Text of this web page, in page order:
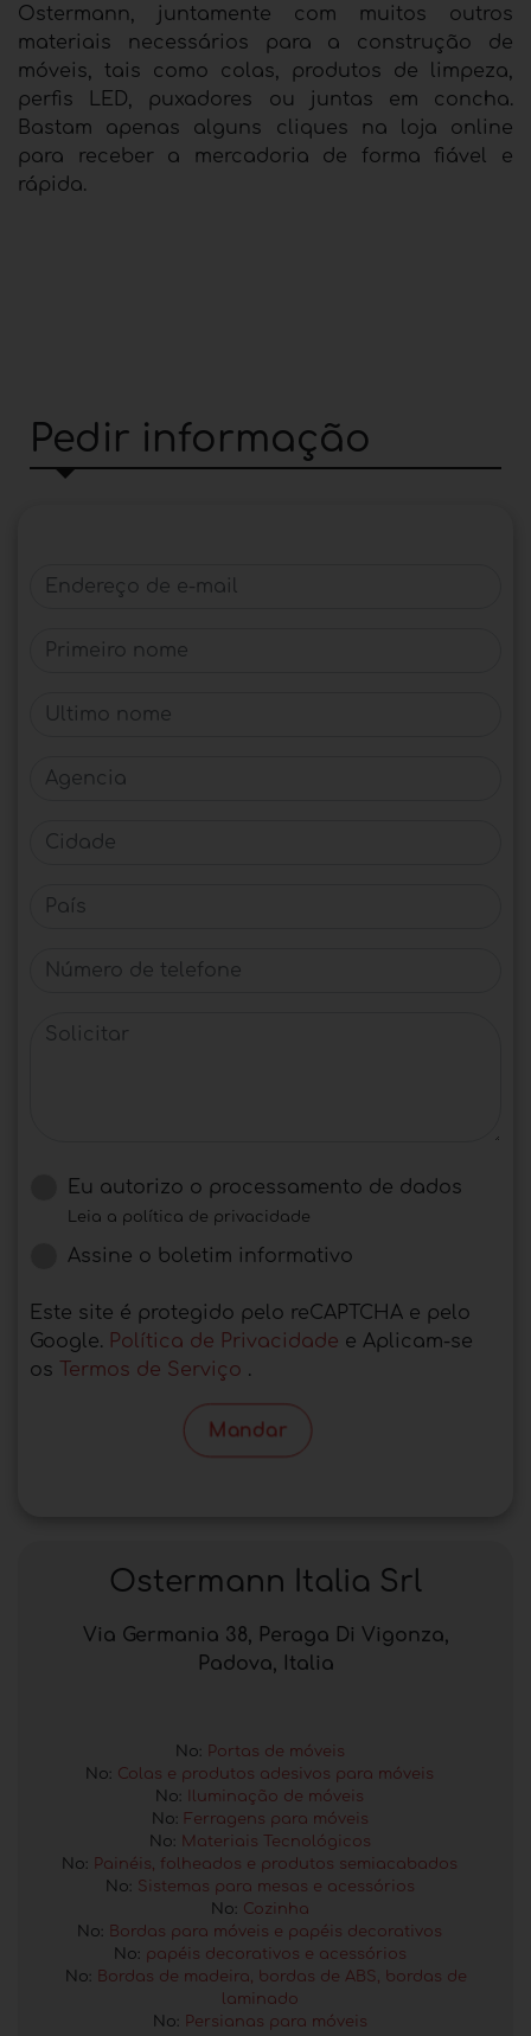
Ostermann, juntamente com muitos outros
materiais necessários para a construção de
móveis, tais como colas, produtos de limpeza,
perfis LED, puxadores ou juntas em concha.
Bastam apenas alguns cliques na loja online
para receber a mercadoria de forma fiável e
rápida.
Pedir informação
Endereço de e-mail
Primeiro nome
Último nome
Agencia
Cidade
País
Número de telefone
Solicitar
Eu autorizo ​​o processamento de dados
Leia a política de privacidade
Assine o boletim informativo
Este site é protegido pelo reCAPTCHA e pelo
Google. Política de Privacidade e Aplicam-se
os
Termos de Serviço .
Mandar
Ostermann Italia Srl
Via Germania 38, Peraga Di Vigonza,
Padova, Italia
No: Portas de móveis
No: Colas e produtos adesivos para móveis
No:
Iluminação de móveis
No: Ferragens para móveis
No: Materiais Tecnológicos
No: Painéis, folheados e produtos semiacabados
No: Sistemas para mesas e acessórios
No: Cozinha
No: Bordas para móveis e papéis decorativos
No: papéis decorativos e acessórios
No: Bordas de madeira, bordas de ABS, bordas de
laminado
No: Persianas para móveis